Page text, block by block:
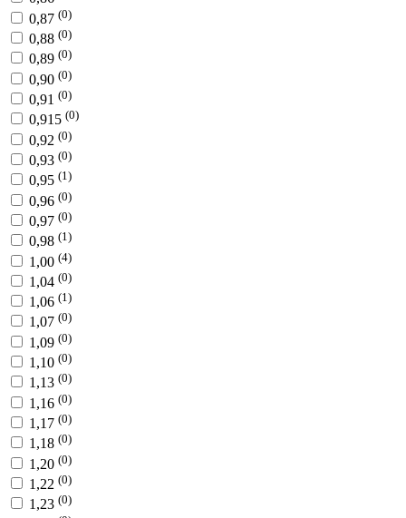
0,87 (0)
0,88 (0)
0,89 (0)
0,90 (0)
0,91 (0)
0,915 (0)
0,92 (0)
0,93 (0)
0,95 (1)
0,96 (0)
0,97 (0)
0,98 (1)
1,00 (4)
1,04 (0)
1,06 (1)
1,07 (0)
1,09 (0)
1,10 (0)
1,13 (0)
1,16 (0)
1,17 (0)
1,18 (0)
1,20 (0)
1,22 (0)
1,23 (0)